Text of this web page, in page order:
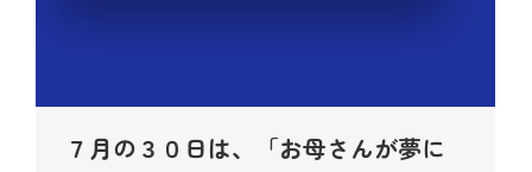
７月の３０日は、「お母さんが夢に